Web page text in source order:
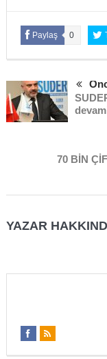
Paylaş 0
70 BİN
YAZAR